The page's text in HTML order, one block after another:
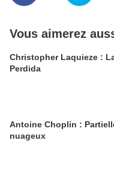
Vous aimerez
Christopher Laquieze :
Perdida
Antoine Choplin :
nuageux